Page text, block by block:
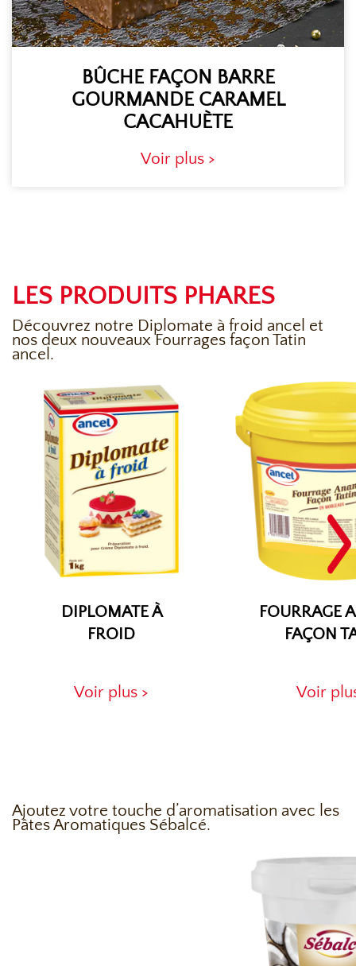
BÛCHE FAÇON BARRE
GOURMANDE CARAMEL
CACAHUÈTE
Voir plus >
LES PRODUITS PHARES
Découvrez notre Diplomate à froid ancel et
nos deux nouveaux Fourrages façon Tatin
ancel.
DIPLOMATE À
FROID
Voir plus >
FOURRAGE
FAÇON
Voir
Ajoutez votre touche d’aromatisation avec les
Pâtes Aromatiques Sébalcé.